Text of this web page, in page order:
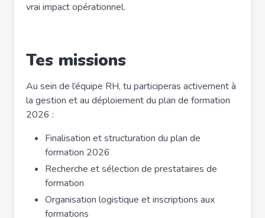
vrai impact opérationnel.
Tes missions
Au sein de l’équipe RH, tu participeras activement à
la gestion et au déploiement du plan de formation
2026 :
Finalisation et structuration du plan de
formation 2026
Recherche et sélection de prestataires de
formation
Organisation logistique et inscriptions aux
formations